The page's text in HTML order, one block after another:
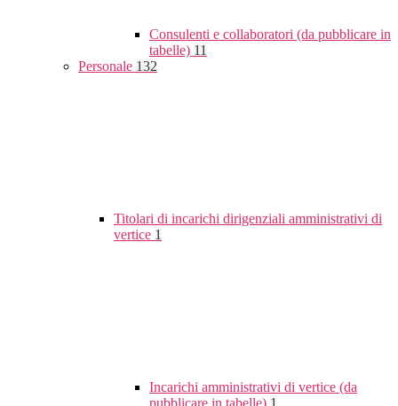
Consulenti e collaboratori (da pubblicare in
tabelle) 11
Personale 132
Titolari di incarichi dirigenziali amministrativi di
vertice 1
Incarichi amministrativi di vertice (da